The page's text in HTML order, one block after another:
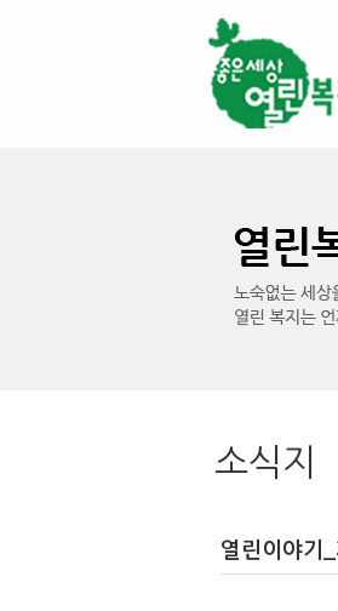
소식지
열린이야기